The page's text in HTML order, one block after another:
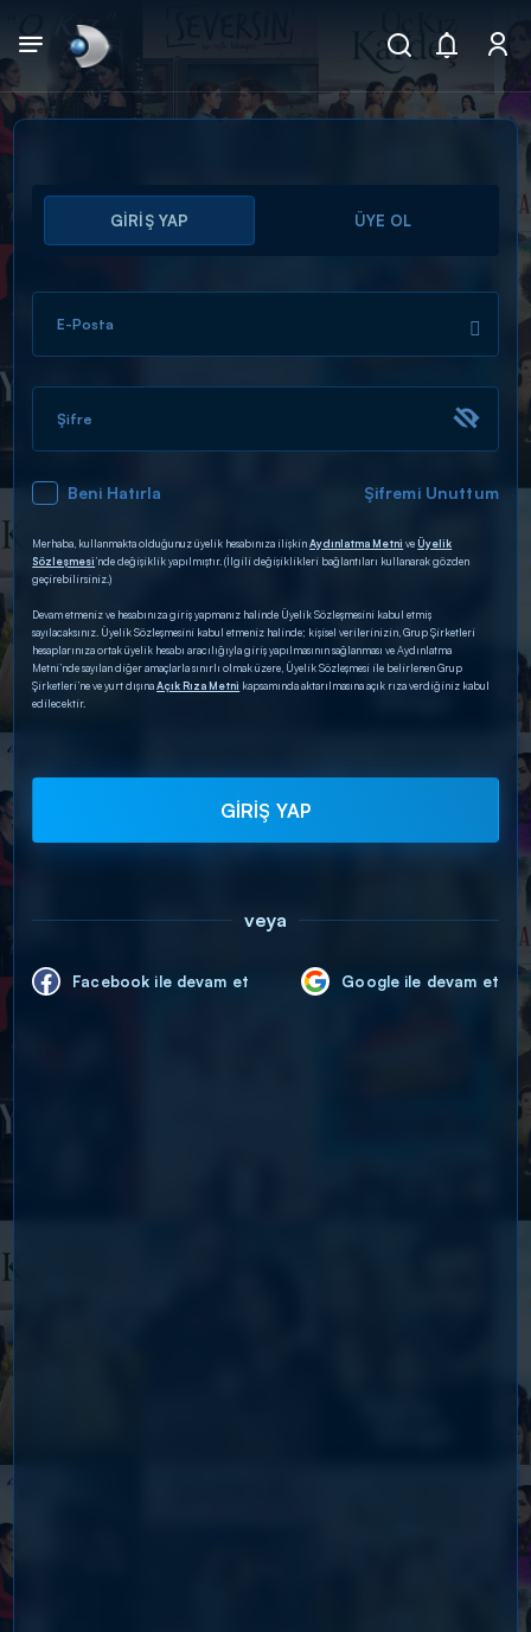
Arama
ARAMA SONUÇLARI
DİĞER SONUÇLAR
GİRİŞ YAP ÜYE OL
E-Posta
Şifre
Beni Hatırla Şifremi Unuttum
Merhaba, kullanmakta olduğunuz üyelik hesabınıza ilişkinAydınlatma Metni veÜyelik
Sözleşmesi’nde değişiklik yapılmıştır. (İlgili değişiklikleri bağlantıları kullanarak gözden
geçirebilirsiniz.)
Devam etmeniz ve hesabınıza giriş yapmanız halinde Üyelik Sözleşmesini kabul etmiş
sayılacaksınız. Üyelik Sözleşmesini kabul etmeniz halinde; kişisel verilerinizin, Grup Şirketleri
hesaplarınıza ortak üyelik hesabı aracılığıyla giriş yapılmasının sağlanması ve Aydınlatma
Metni’nde sayılan diğer amaçlarla sınırlı olmak üzere, Üyelik Sözleşmesi ile belirlenen Grup
Şirketleri’ne ve yurt dışınaAçık Rıza Metni kapsamında aktarılmasına açık rıza verdiğiniz kabul
edilecektir.
GİRİŞ YAP
veya
Facebook ile devam et Google ile devam et